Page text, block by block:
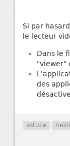
Si par
le lecteur
Dans le
"viewer"
des
astuce